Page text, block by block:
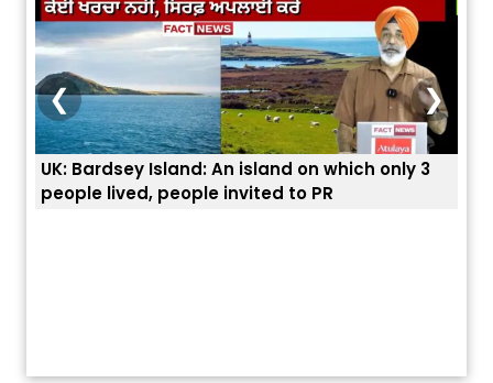
UK: Bardsey Island: An island on which only 3
people lived, people invited to PR
❮ ❯